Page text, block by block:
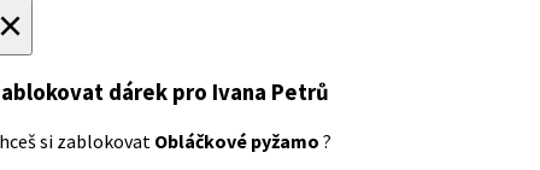
dárek pro Ivana Petrů
si zablokovat Obláčkové pyžamo ?